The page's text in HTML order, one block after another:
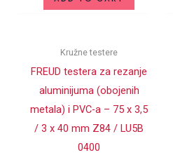
SEČENJA (mm)
Kružne testere
FREUD testera za rezanje
aluminijuma (obojenih
metala) i PVC-a – 75 x 3,5
/ 3 x 40 mm Z84 / LU5B
0400